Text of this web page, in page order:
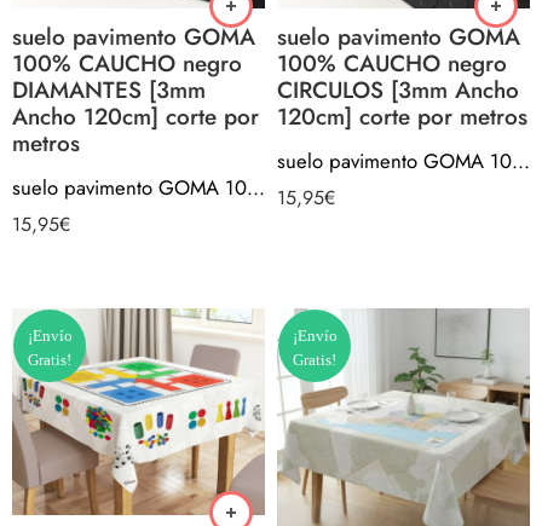
suelo pavimento GOMA
100% CAUCHO negro
DIAMANTES [3mm
Ancho 120cm] corte por
metros
suelo pavimento GOMA 100% CAUCHO negro DIAMANTES [3mm Ancho 120cm] corte por metros
15,95€
suelo pavimento GOMA
100% CAUCHO negro
CIRCULOS [3mm Ancho
120cm] corte por metros
suelo pavimento GOMA 100% CAUCHO negro CIRCULOS [3mm Ancho 120cm] corte por metros
15,95€
¡Envío
Gratis!
¡Envío
Gratis!